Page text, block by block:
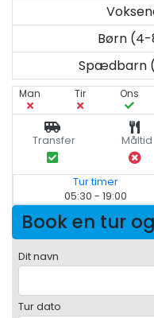
Børn
Spædbarn
Man Tir Ons
Transfer Måltid
Tur timer
05:30 - 19:00
Book en tur
Dit navn
Tur dato